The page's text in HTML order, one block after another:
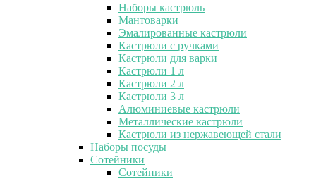
Наборы кастрюль
Мантоварки
Эмалированные кастрюли
Кастрюли с ручками
Кастрюли для варки
Кастрюли 1 л
Кастрюли 2 л
Кастрюли 3 л
Алюминиевые кастрюли
Металлические кастрюли
Кастрюли из нержавеющей стали
Наборы посуды
Сотейники
Сотейники